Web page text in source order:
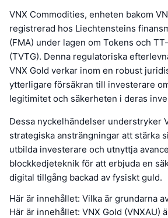
VNX Commodities, enheten bakom
registrerad hos Liechtensteins
(FMA) under lagen om Tokens och
(TVTG). Denna regulatoriska
VNX Gold verkar inom en robust
ytterligare försäkran till investerare
legitimitet och säkerheten i deras
Dessa nyckelhändelser understryker
strategiska ansträngningar att stärka
utbilda investerare och utnyttja
blockkedjeteknik för att erbjuda en
digital tillgång backad av fysiskt guld.
Här är innehållet: Vilka är grundarna
Här är innehållet: VNX Gold (VNXAU)